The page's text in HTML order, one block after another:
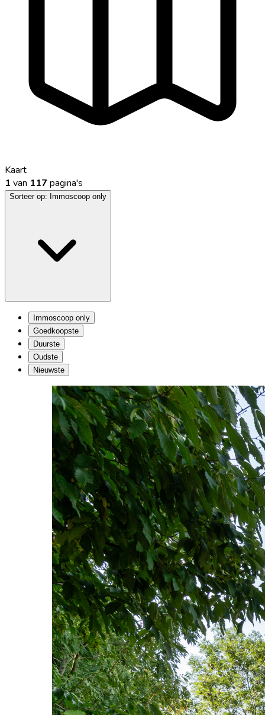
Kaart
1 van 117 pagina's
Sorteer op: Immoscoop only
Immoscoop only
Goedkoopste
Duurste
Oudste
Nieuwste